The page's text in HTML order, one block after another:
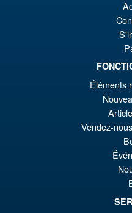
PRE
Éléments
Vendez-